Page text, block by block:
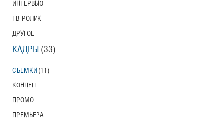
ИНТЕРВЬЮ
ТВ-РОЛИК
ДРУГОЕ
КАДРЫ (33)
СЪЕМКИ (11)
КОНЦЕПТ
ПРОМО
ПРЕМЬЕРА